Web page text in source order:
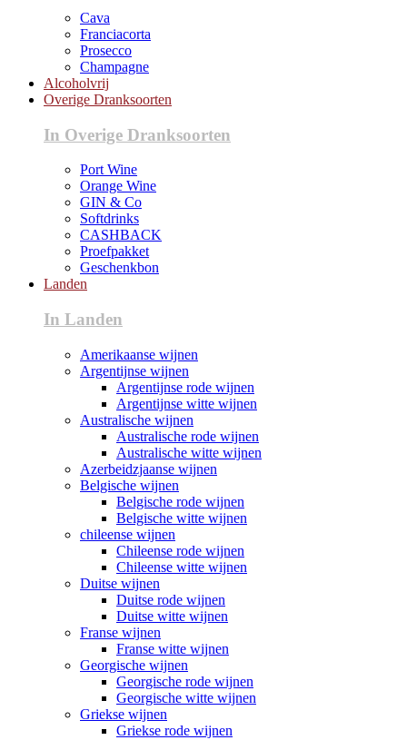
Cava
Franciacorta
Prosecco
Champagne
Alcoholvrij
Overige Dranksoorten
In Overige Dranksoorten
Port Wine
Orange Wine
GIN & Co
Softdrinks
CASHBACK
Proefpakket
Geschenkbon
Landen
In Landen
Amerikaanse wijnen
Argentijnse wijnen
Argentijnse rode wijnen
Argentijnse witte wijnen
Australische wijnen
Australische rode wijnen
Australische witte wijnen
Azerbeidzjaanse wijnen
Belgische wijnen
Belgische rode wijnen
Belgische witte wijnen
chileense wijnen
Chileense rode wijnen
Chileense witte wijnen
Duitse wijnen
Duitse rode wijnen
Duitse witte wijnen
Franse wijnen
Franse witte wijnen
Georgische wijnen
Georgische rode wijnen
Georgische witte wijnen
Griekse wijnen
Griekse rode wijnen